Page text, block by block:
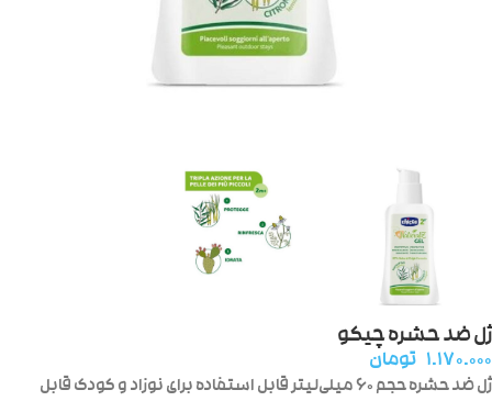
ژل ضد حشره چیکو
۱.۱۷۰.۰۰۰ تومان
ژل ضد حشره حجم ۶۰ میلی‌لیتر قابل استفاده برای نوزاد و کودک قابل